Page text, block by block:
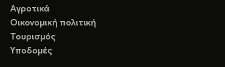
Αγροτικά
Οικονομική πολιτική
Τουρισμός
Υποδομές